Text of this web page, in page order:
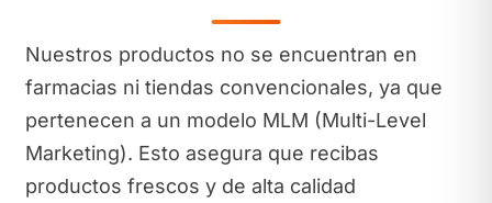
Nuestros productos no se encuentran en
farmacias ni tiendas convencionales, ya que
pertenecen a un modelo MLM (Multi-Level
Marketing). Esto asegura que recibas
productos frescos y de alta calidad